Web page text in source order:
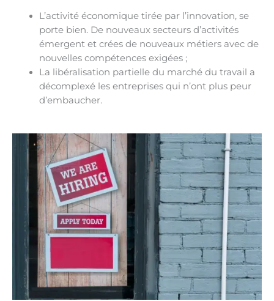
L’activité économique tirée par l’innovation, se
porte bien. De nouveaux secteurs d’activités
émergent et crées de nouveaux métiers avec de
nouvelles compétences exigées ;
La libéralisation partielle du marché du travail a
décomplexé les entreprises qui n’ont plus peur
d’embaucher.